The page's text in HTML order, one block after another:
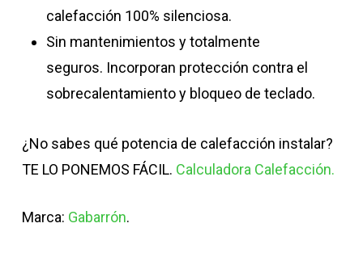
calefacción 100% silenciosa.
Sin mantenimientos y totalmente
seguros. Incorporan protección contra el
sobrecalentamiento y bloqueo de teclado.
¿No sabes qué potencia de calefacción instalar?
TE LO PONEMOS FÁCIL. Calculadora Calefacción.
Marca: Gabarrón.